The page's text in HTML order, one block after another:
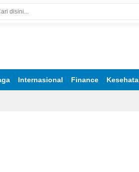
Internasional Finance